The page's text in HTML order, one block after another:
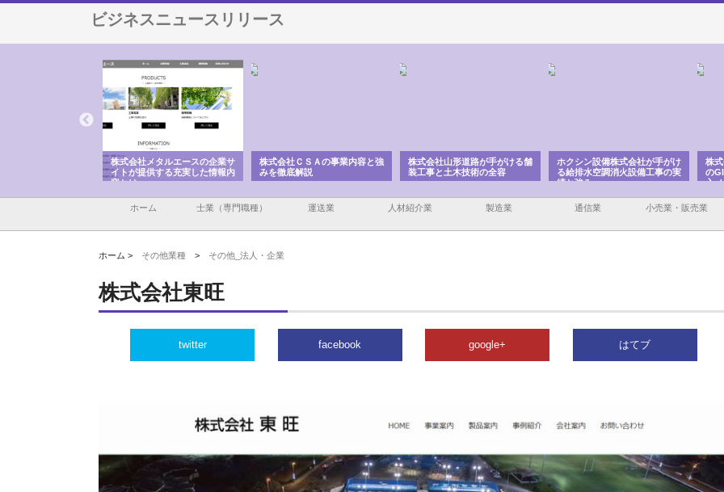
ビジネスニュースリリース
株式会社ＣＳＡの事業内容と強
みを徹底解説
株式会社山形道路が手がける舗
装工事と土木技術の全容
ホクシン設備株式会社が手がけ
る給排水空調消火設備工事の実
績と強み
株式会社東京シー・エム・シー
のGISインフラ管理システム導
入メリット
株
か
由
ホーム 士業（専門職種） 運送業 人材紹介業 製造業 通信業 小売業・販売業
ホーム > その他業種 > その他_法人・企業
株式会社東旺
twitter facebook google+ はてブ